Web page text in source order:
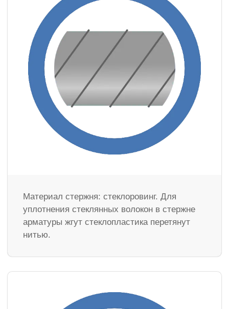
Материал стержня: стеклоровинг. Для
уплотнения стеклянных волокон в стержне
арматуры жгут стеклопластика перетянут
нитью.